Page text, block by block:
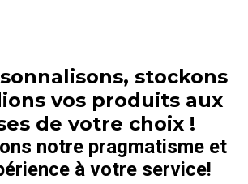
stockons
vos produits aux
de votre choix !
notre pragmatisme et
à votre service!